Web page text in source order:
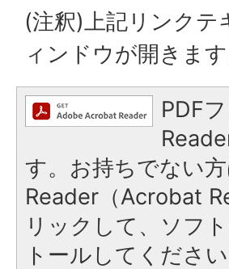
(注釈)上記リンク
ィンドウが開きます
PDF
す。お持ちでない
Reader（Acrobat
リックして、ソフ
トールしてください